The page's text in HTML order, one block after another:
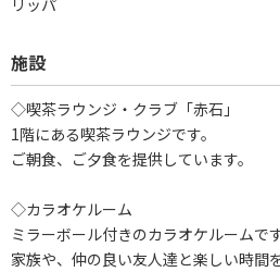
リッパ
施設
◇喫茶ラウンジ・クラブ「赤石」
1階にある喫茶ラウンジです。
ご朝食、ご夕食を提供しています。
◇カラオケルーム
ミラーボール付きのカラオケルームです
家族や、仲の良い友人達と楽しい時間